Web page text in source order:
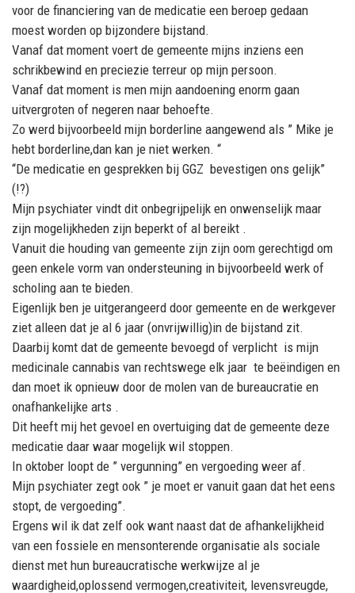
voor de financiering van de medicatie een beroep gedaan
moest worden op bijzondere bijstand.
Vanaf dat moment voert de gemeente mijns inziens een
schrikbewind en preciezie terreur op mijn persoon.
Vanaf dat moment is men mijn aandoening enorm gaan
uitvergroten of negeren naar behoefte.
Zo werd bijvoorbeeld mijn borderline aangewend als ” Mike je
hebt borderline,dan kan je niet werken. “
“De medicatie en gesprekken bij GGZ bevestigen ons gelijk”
(!?)
Mijn psychiater vindt dit onbegrijpelijk en onwenselijk maar
zijn mogelijkheden zijn beperkt of al bereikt .
Vanuit die houding van gemeente zijn zijn oom gerechtigd om
geen enkele vorm van ondersteuning in bijvoorbeeld werk of
scholing aan te bieden.
Eigenlijk ben je uitgerangeerd door gemeente en de werkgever
ziet alleen dat je al 6 jaar (onvrijwillig)in de bijstand zit.
Daarbij komt dat de gemeente bevoegd of verplicht is mijn
medicinale cannabis van rechtswege elk jaar te beëindigen en
dan moet ik opnieuw door de molen van de bureaucratie en
onafhankelijke arts .
Dit heeft mij het gevoel en overtuiging dat de gemeente deze
medicatie daar waar mogelijk wil stoppen.
In oktober loopt de ” vergunning” en vergoeding weer af.
Mijn psychiater zegt ook ” je moet er vanuit gaan dat het eens
stopt, de vergoeding”.
Ergens wil ik dat zelf ook want naast dat de afhankelijkheid
van een fossiele en mensonterende organisatie als sociale
dienst met hun bureaucratische werkwijze al je
waardigheid,oplossend vermogen,creativiteit, levensvreugde,